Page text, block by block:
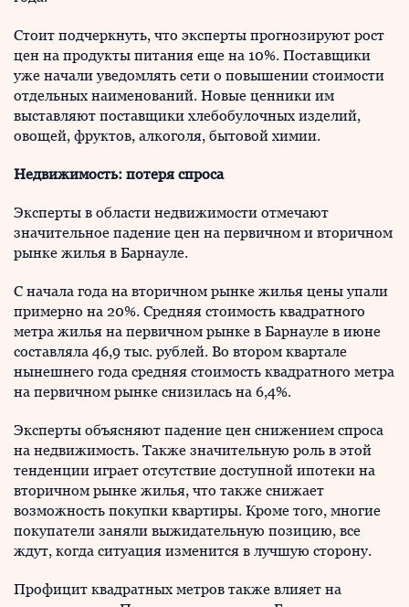
Стоит подчеркнуть, что эксперты прогнозируют рост
цен на продукты питания еще на 10%. Поставщики
уже начали уведомлять сети о повышении стоимости
отдельных наименований. Новые ценники им
выставляют поставщики хлебобулочных изделий,
овощей, фруктов, алкоголя, бытовой химии.
Недвижимость: потеря спроса
Эксперты в области недвижимости отмечают
значительное падение цен на первичном и вторичном
рынке жилья в Барнауле.
С начала года на вторичном рынке жилья цены упали
примерно на 20%. Средняя стоимость квадратного
метра жилья на первичном рынке в Барнауле в июне
составляла 46,9 тыс. рублей. Во втором квартале
нынешнего года средняя стоимость квадратного метра
на первичном рынке снизилась на 6,4%.
Эксперты объясняют падение цен снижением спроса
на недвижимость. Также значительную роль в этой
тенденции играет отсутствие доступной ипотеки на
вторичном рынке жилья, что также снижает
возможность покупки квартиры. Кроме того, многие
покупатели заняли выжидательную позицию, все
ждут, когда ситуация изменится в лучшую сторону.
Профицит квадратных метров также влияет на